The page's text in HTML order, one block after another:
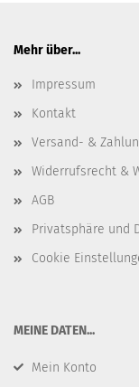
Mehr über...
Impressum
Kontakt
Versand- &
Widerrufsrecht &
AGB
Privatsphäre und
Cookie
​MEINE DATEN...
Mein Konto